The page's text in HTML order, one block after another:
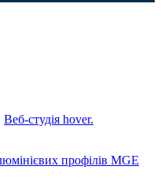
Веб-студія hover.
профілів MGE